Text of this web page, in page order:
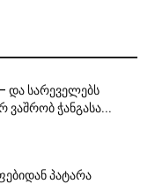
და სარეველებს
ჭანგასა...
პატარა